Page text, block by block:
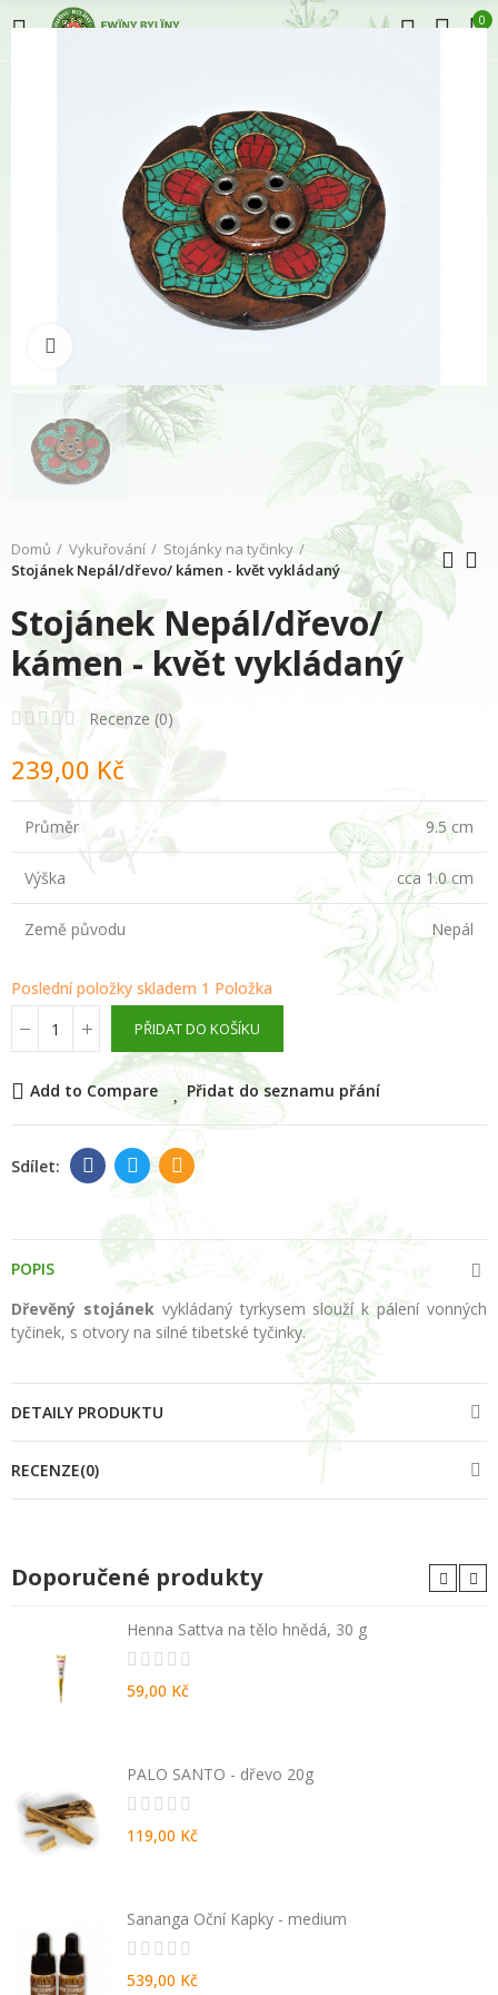
0
Domů Vykuřování
Stojánky na tyčinky
Stojánek Nepál/dřevo/ kámen - květ vykládaný
Stojánek Nepál/dřevo/
kámen - květ vykládaný
Recenze (0)
239,00 Kč
Průměr 9.5 cm
Výška cca 1.0 cm
Země původu Nepál
Poslední položky skladem 1 Položka
PŘIDAT DO KOŠÍKU
Add to Compare Přidat do seznamu přání
POPIS
Dřevěný stojánekvykládaný tyrkysem slouží k pálení vonných
tyčinek, s otvory na silné tibetské tyčinky.
DETAILY PRODUKTU
RECENZE(0)
Doporučené produkty
Henna Sattva na tělo hnědá, 30 g
59,00 Kč
PALO SANTO - dřevo 20g
119,00 Kč
Sananga Oční Kapky - medium
539,00 Kč